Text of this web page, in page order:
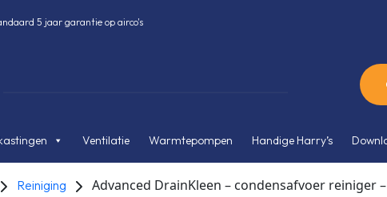
5 jaar garantie op airco's
Ventilatie Warmtepompen Handige Harry’s
Reiniging Advanced DrainKleen – condensafvoer reiniger